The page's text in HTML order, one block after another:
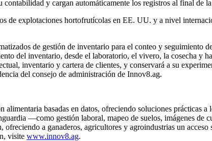
y cargan automáticamente los registros al final de
de explotaciones hortofrutícolas en EE. UU. y a nivel
de gestión de inventario para el conteo y seguimiento
del inventario, desde el laboratorio, el vivero, la cosecha y
inventario y cartera de clientes, y conservará a su
del consejo de administración de Innov8.ag.
basadas en datos, ofreciendo soluciones prácticas
—como gestión laboral, mapeo de suelos, imágenes
a ganaderos, agricultores y agroindustrias un
visite www.innov8.ag.